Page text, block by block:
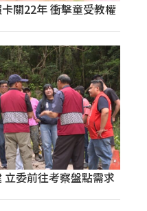
關22年 衝擊童受教權
立委前往考察盤點需求